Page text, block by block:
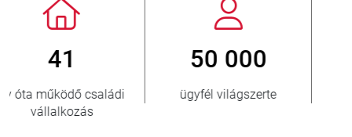
új ügyfél/év
> 3 500 000
eladott egység